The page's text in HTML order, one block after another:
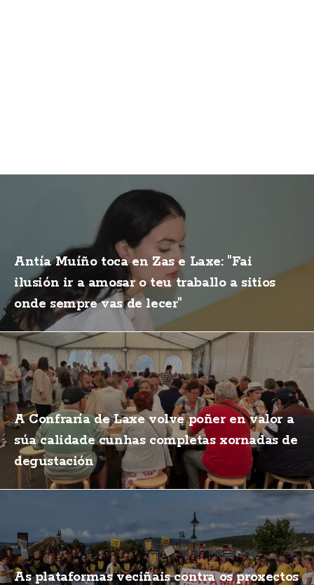
Antía Muíño toca en Zas e Laxe: "Fai
ilusión ir a amosar o teu traballo a sitios
onde sempre vas de lecer"
A Confraría de Laxe volve poñer en valor a
súa calidade cunhas completas xornadas de
degustación
As plataformas veciñais contra os proxectos